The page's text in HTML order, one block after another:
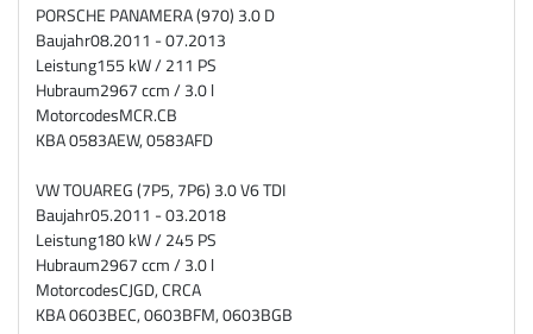
PORSCHE PANAMERA (970) 3.0 D
Baujahr08.2011 - 07.2013
Leistung155 kW / 211 PS
Hubraum2967 ccm / 3.0 l
MotorcodesMCR.CB
KBA0583AEW, 0583AFD
VW TOUAREG (7P5, 7P6) 3.0 V6 TDI
Baujahr05.2011 - 03.2018
Leistung180 kW / 245 PS
Hubraum2967 ccm / 3.0 l
MotorcodesCJGD, CRCA
KBA0603BEC, 0603BFM, 0603BGB